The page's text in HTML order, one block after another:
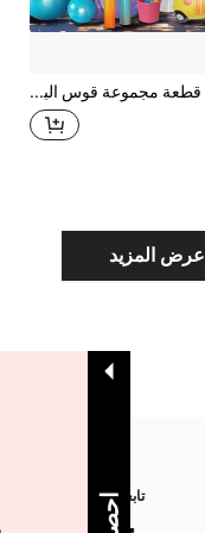
134 قطعة مجموعة قوس البالونات بموضوع العودة إلى المدرسة، تشمل بالونات فويل على شكل تفاحة، حافلة مدرسية، صندوق أقلام ملونة، للاستخدام في العودة إلى المدرسة، أول يوم دراسي، حفلة عيد ميلاد، ديكور حفل افتتاح
عرض المزيد
تابعنا على